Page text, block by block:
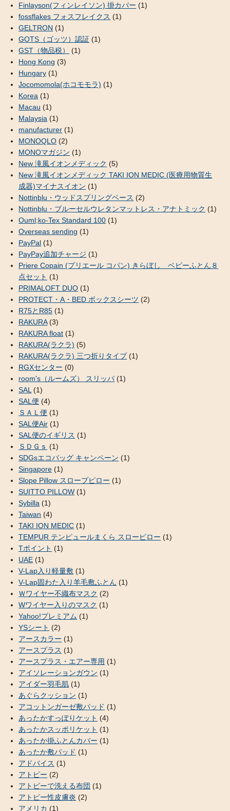
Finlayson(フィンレイソン) 掛カバー (1)
fossflakes フォスフレイクス (1)
GELTRON (1)
GOTS（ゴッツ）認証 (1)
GST（物品税）
(1)
Hong Kong (3)
Hungary (1)
Jocomomola(ホコモモラ) (1)
Korea (1)
Macau (1)
Malaysia (1)
manufacturer (1)
MONOQLO (2)
MONOマガジン (1)
New 滝風イオンメディック (5)
New 滝風イオンメディック TAKI ION MEDIC (医療用物質生
成器)マイナスイオン (1)
Nottinblu・ウッドスプリングベース (2)
Nottinblu・ブルーセルウレタンマットレス・アナトミック (1)
Ouml;ko-Tex Standard 100 (1)
Overseas sending (1)
PayPal (1)
PayPay追加チャージ (1)
Priere Copain (プリエール コパン) きらぼし ベビーふとん８
点セット (1)
PRIMALOFT DUO (1)
PROTECT・A・BED ボックスシーツ (2)
R75とR85 (1)
RAKURA(3)
RAKURA float (1)
RAKURA(ラクラ) (5)
RAKURA(ラクラ) 三つ折りタイプ(1)
RGXセンター (0)
room's（ルームズ） スリッパ (1)
SAL (1)
SAL便 (4)
ＳＡＬ便 (1)
SAL便Air (1)
SAL便のイギリス (1)
ＳＤＧｓ (1)
SDGsエコバッグ キャンペーン (1)
Singapore (1)
Slope Pillow スロープピロー (1)
SUITTO PILLOW (1)
Sybilla (1)
Taiwan (4)
TAKI ION MEDIC (1)
TEMPUR テンピュールまくら スローピロー (1)
Tポイント (1)
UAE (1)
V-Lap入り軽量敷 (1)
V-Lap固わた入り羊毛敷ふとん (1)
Ｗワイヤー不織布マスク (2)
Wワイヤー入りのマスク (1)
Yahoo!プレミアム (1)
YSシート (2)
アースカラー (1)
アースプラス (1)
アースプラス・エアー専用 (1)
アイソレーションガウン (1)
アイダー羽毛肌 (1)
あぐらクッション (1)
アコットンガーゼ敷パッド (1)
あったかすっぽりケット (4)
あったかスッポリケット (1)
あったか掛ふとんカバー (1)
あったか敷パッド (1)
アドバイス (1)
アトピー (2)
アトピーで洗える布団 (1)
アトピー性皮膚炎 (2)
アメリカ (1)